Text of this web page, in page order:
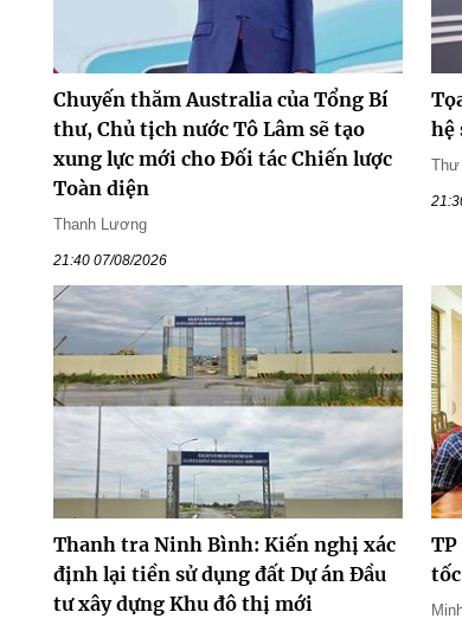
Chuyến thăm Australia của Tổng Bí
thư, Chủ tịch nước Tô Lâm sẽ tạo
xung lực mới cho Đối tác Chiến lược
Toàn diện
Thanh Lương
21:40 07/08/2026
hệ
Thanh tra Ninh Bình: Kiến nghị xác
định lại tiền sử dụng đất Dự án Đầu
tư xây dựng Khu đô thị mới